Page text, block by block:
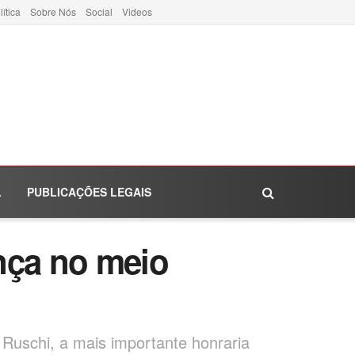
Sobre Nós Social Videos
PUBLICAÇÕES LEGAIS
no meio
a mais importante honraria